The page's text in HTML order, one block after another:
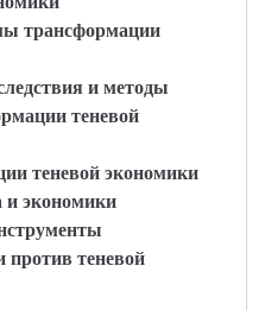
трансформации
и методы
теневой
теневой экономики
и экономики
против теневой